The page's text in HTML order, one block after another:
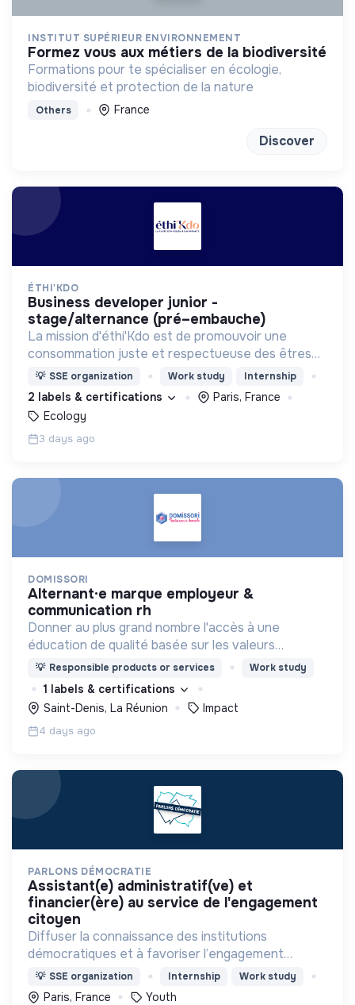
INSTITUT SUPÉRIEUR ENVIRONNEMENT
formez vous aux métiers de la biodiversité
Formations pour te spécialiser en écologie,
biodiversité et protection de la nature
Others France
Discover
ÉTHI'KDO
business developer junior -
stage/alternance (pré–embauche)
La mission d'éthi'Kdo est de promouvoir une
consommation juste et respectueuse des êtres
vivants et de la planète
💡 SSE organization Work study Internship
2 labels & certifications
Paris, France
Ecology
3 days ago
DOMISSORI
alternant·e marque employeur &
communication rh
Donner au plus grand nombre l'accès à une
éducation de qualité basée sur les valeurs
Montessori et au moindre coût !
💡 Responsible products or services Work study
1 labels & certifications
Saint-Denis, La Réunion
Impact
4 days ago
PARLONS DÉMOCRATIE
assistant(e) administratif(ve) et
financier(ère) au service de l'engagement
citoyen
Diffuser la connaissance des institutions
démocratiques et à favoriser l’engagement
civique des jeunes
💡 SSE organization Internship Work study
Paris, France Youth